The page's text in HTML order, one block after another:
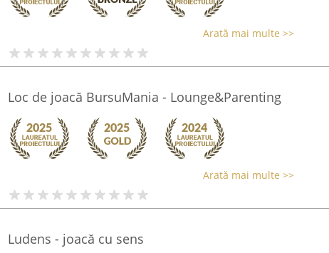
Arată mai multe >>
Loc de joacă BursuMania - Lounge&Parenting
Arată mai multe >>
Ludens - joacă cu sens